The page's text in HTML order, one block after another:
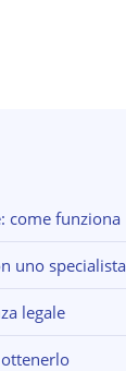
come funziona
uno specialista
legale